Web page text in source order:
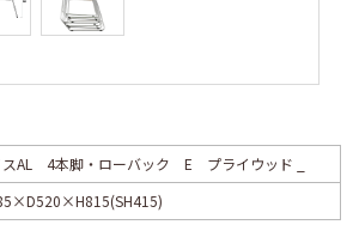
スAL 4本脚・ローバック E プライウッド _